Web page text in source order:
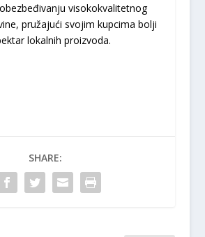
visokokvalitetnog
pružajući svojim kupcima bolji
lokalnih proizvoda.
SHARE: